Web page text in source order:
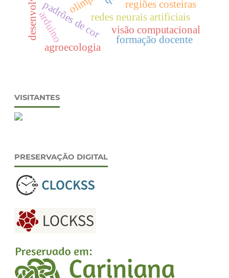
padrões de cor
regiões costeiras
redes neurais artificiais
visão computacional
formação docente
agroecologia
arduino
VISITANTES
PRESERVAÇÃO DIGITAL